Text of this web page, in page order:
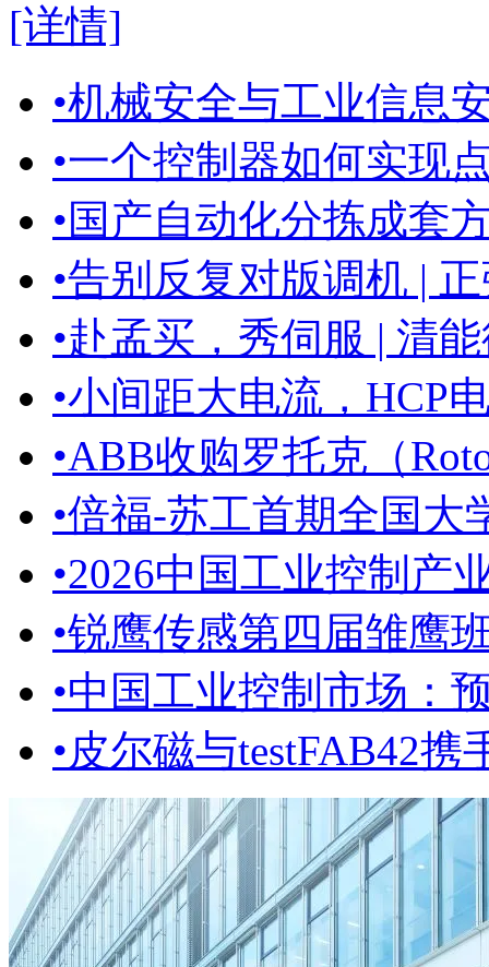
[详情]
•机械安全与工业信息
•一个控制器如何实现
•国产自动化分拣成套
•告别反复对版调机 |
•赴孟买，秀伺服 | 清
•小间距大电流，HCP
•ABB收购罗托克（
•倍福-苏工首期全国大
•2026中国工业控制产
•锐鹰传感第四届雏鹰
•中国工业控制市场：
•皮尔磁与testFAB42